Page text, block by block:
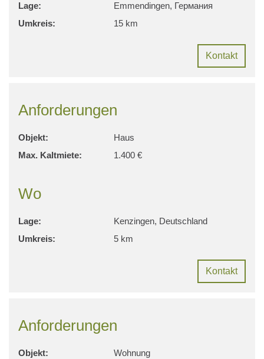
Lage:
Emmendingen, Германия
Umkreis:
15 km
Kontakt
Anforderungen
Objekt:
Haus
Max. Kaltmiete:
1.400 €
Wo
Lage:
Kenzingen, Deutschland
Umkreis:
5 km
Kontakt
Anforderungen
Objekt:
Wohnung